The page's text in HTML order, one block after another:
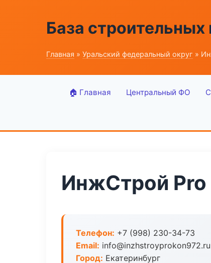
База
Главная » Уральский федеральный округ »
🏠 Главная Центральный ФО
ИнжСтрой Pro
Телефон: +7 (998) 230-34-73
Email: info@inzhstroyprokon972.ru
Город: Екатеринбург